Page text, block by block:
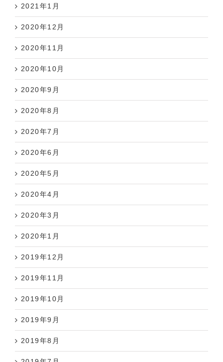
2021年1月
2020年12月
2020年11月
2020年10月
2020年9月
2020年8月
2020年7月
2020年6月
2020年5月
2020年4月
2020年3月
2020年1月
2019年12月
2019年11月
2019年10月
2019年9月
2019年8月